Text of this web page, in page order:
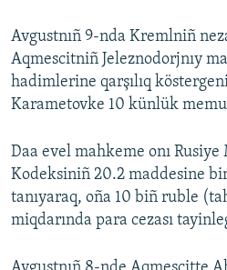
Avgustnıñ 9-nda Kremlniñ
Aqmescitniñ Jeleznodorjnıy
hadimlerine qarşılıq
Karametovke 10 künlük
Daa evel mahkeme onı
Kodeksiniñ 20.2 maddesine
tanıyaraq, oña 10 biñ ruble
miqdarında para cezası